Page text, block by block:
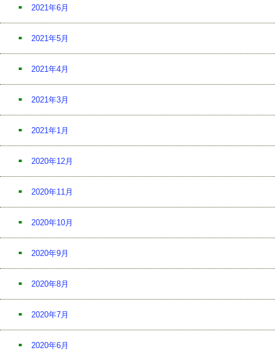
2021年6月
2021年5月
2021年4月
2021年3月
2021年1月
2020年12月
2020年11月
2020年10月
2020年9月
2020年8月
2020年7月
2020年6月